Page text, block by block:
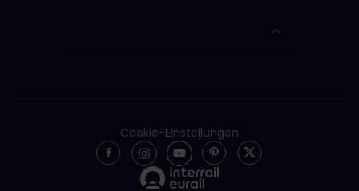
Cookie-Einstellungen